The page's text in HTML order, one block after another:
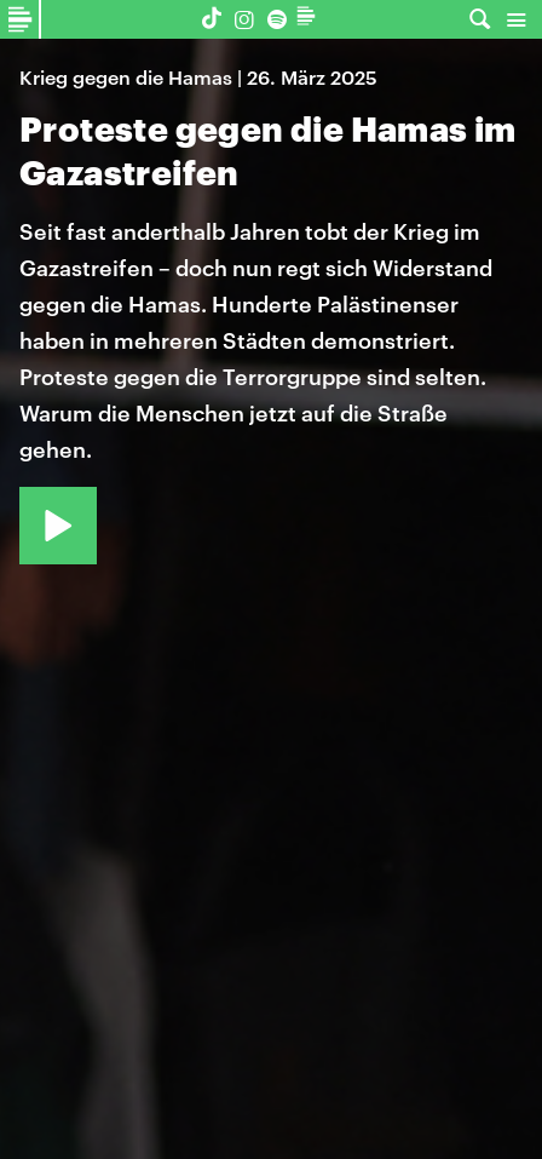
Krieg gegen die Hamas | 26. März 2025
Proteste gegen die Hamas im
Gazastreifen
Seit fast anderthalb Jahren tobt der Krieg im
Gazastreifen – doch nun regt sich Widerstand
gegen die Hamas. Hunderte Palästinenser
haben in mehreren Städten demonstriert.
Proteste gegen die Terrorgruppe sind selten.
Warum die Menschen jetzt auf die Straße
gehen.